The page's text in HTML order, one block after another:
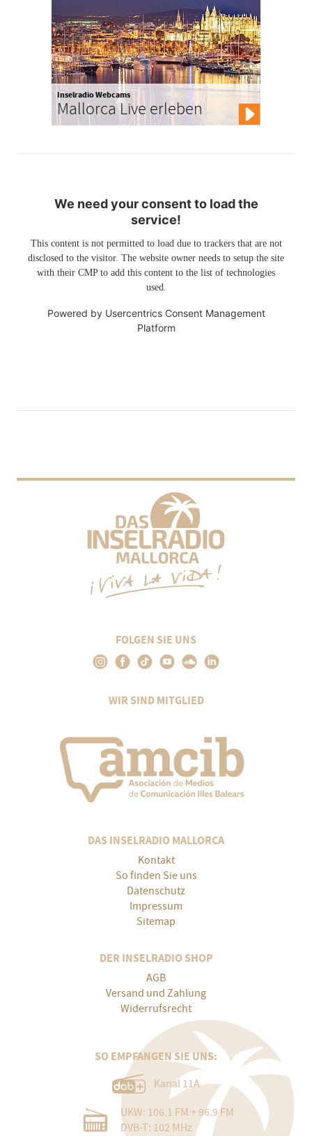
Inselradio Webcams
Mallorca Live erleben
We need your consent to load the
service!
This content is not permitted to load due to trackers that are not
disclosed to the visitor. The website owner needs to setup the site
with their CMP to add this content to the list of technologies
used.
Powered by Usercentrics Consent Management
Platform
FOLGEN SIE UNS
WIR SIND MITGLIED
DAS INSELRADIO MALLORCA
Kontakt
So finden Sie uns
Datenschutz
Impressum
Sitemap
DER INSELRADIO SHOP
AGB
Versand und Zahlung
Widerrufsrecht
SO EMPFANGEN SIE UNS:
Kanal 11A
UKW: 106.1 FM + 96.9 FM
DVB-T: 102 MHz